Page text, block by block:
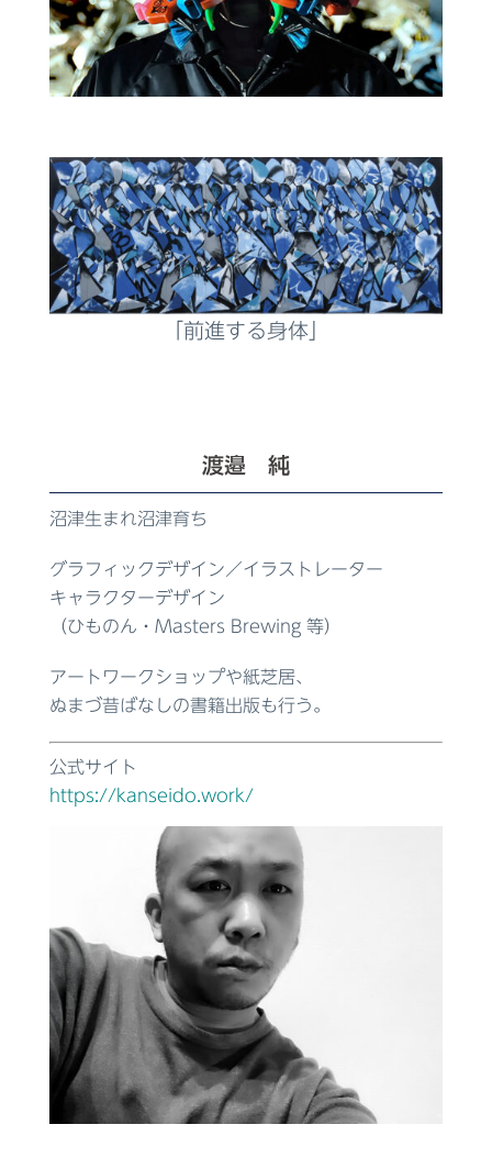
「前進する身体」
渡邉 純
沼津生まれ沼津育ち
グラフィックデザイン／イラストレーター
キャラクターデザイン
（ひものん・Masters Brewing 等）
アートワークショップや紙芝居、
ぬまづ昔ばなしの書籍出版も行う。
公式サイト
https://kanseido.work/